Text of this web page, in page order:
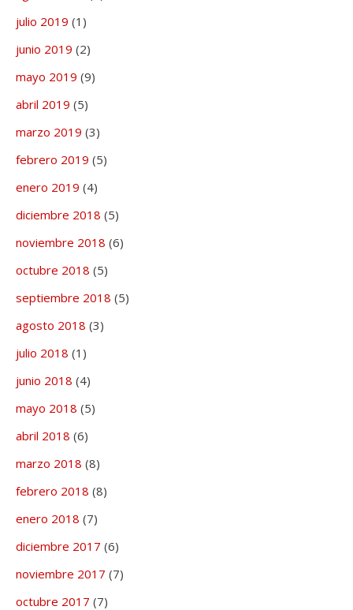
julio 2019 (1)
junio 2019 (2)
mayo 2019 (9)
abril 2019 (5)
marzo 2019 (3)
febrero 2019 (5)
enero 2019 (4)
diciembre 2018 (5)
noviembre 2018 (6)
octubre 2018 (5)
septiembre 2018 (5)
agosto 2018 (3)
julio 2018 (1)
junio 2018 (4)
mayo 2018 (5)
abril 2018 (6)
marzo 2018 (8)
febrero 2018 (8)
enero 2018 (7)
diciembre 2017 (6)
noviembre 2017 (7)
octubre 2017 (7)